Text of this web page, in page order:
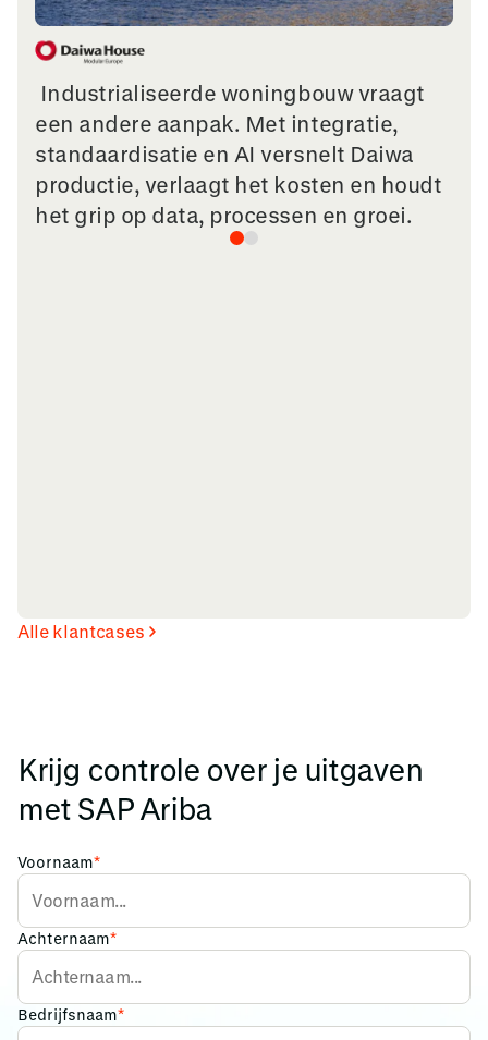
Industrialiseerde woningbouw vraagt
een andere aanpak. Met integratie,
standaardisatie en AI versnelt Daiwa
productie, verlaagt het kosten en houdt
het grip op data, processen en groei.
Alle klantcases
Krijg controle over je uitgaven
met SAP Ariba
Voornaam*
Achternaam*
Bedrijfsnaam*